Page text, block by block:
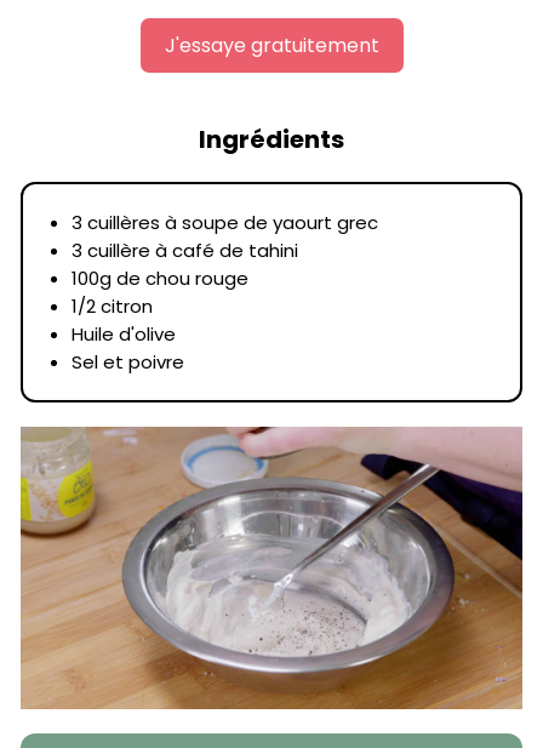
J'essaye gratuitement
Ingrédients
3 cuillères à soupe de yaourt grec
3 cuillère à café de tahini
100g de chou rouge
1/2 citron
Huile d'olive
Sel et poivre